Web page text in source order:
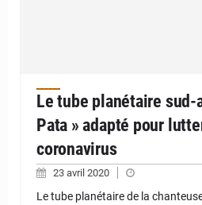
Le tube planétaire
Pata » adapté pour
coronavirus
23 avril 2020
Le tube planétaire de la